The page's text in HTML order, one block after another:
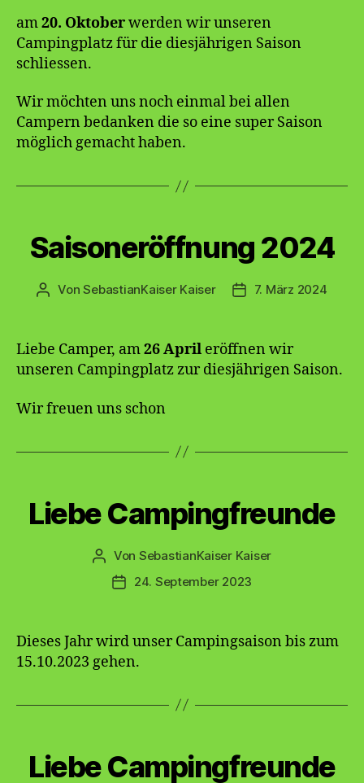
am20. Oktoberwerden wir unseren
Campingplatz für die diesjährigen Saison
schliessen.
Wir möchten uns noch einmal bei allen
Campern bedanken die so eine super Saison
möglich gemacht haben.
Saisoneröffnung 2024
Beitragsautor
VonSebastianKaiser Kaiser 7. März 2024
Liebe Camper, am26 April eröffnen wir
unseren Campingplatz zur diesjährigen Saison.
Wir freuen uns schon
Liebe Campingfreunde
Beitragsautor
Von SebastianKaiser Kaiser
Veröffentlichungsdatum
24. September 2023
Dieses Jahr wird unser Campingsaison bis zum
15.10.2023 gehen.
Liebe Campingfreunde